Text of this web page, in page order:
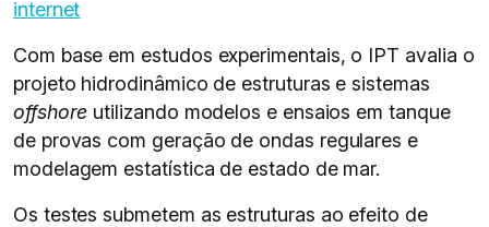
internet
Com base em estudos experimentais, o IPT avalia o
projeto hidrodinâmico de estruturas e sistemas
offshore utilizando modelos e ensaios em tanque
de provas com geração de ondas regulares e
modelagem estatística de estado de mar.
Os testes submetem as estruturas ao efeito de